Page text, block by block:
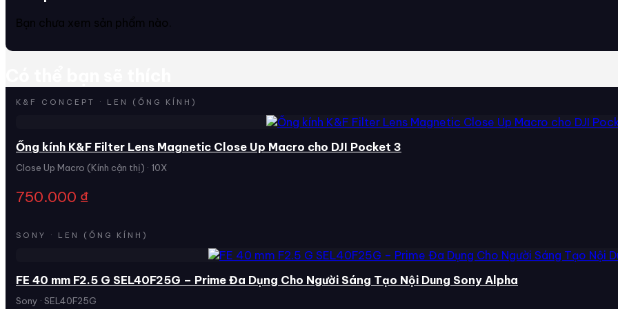
Bạn chưa xem sản phẩm nào.
K&F CONCEPT · LEN (ỐNG KÍNH)
Ống kính K&F Filter Lens Magnetic Close Up Macro cho DJI Pocket 3
Close Up Macro (Kính cận thị) · 10X
750.000 ₫
SONY · LEN (ỐNG KÍNH)
FE 40 mm F2.5 G SEL40F25G – Prime Đa Dụng Cho Người Sáng Tạo Nội Dung Sony Alpha
Sony · SEL40F25G